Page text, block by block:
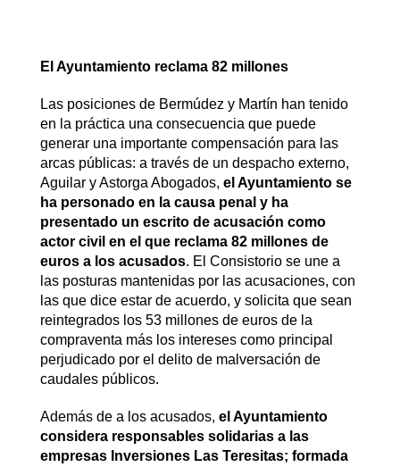
El Ayuntamiento reclama 82 millones
Las posiciones de Bermúdez y Martín han tenido
en la práctica una consecuencia que puede
generar una importante compensación para las
arcas públicas: a través de un despacho externo,
Aguilar y Astorga Abogados, el Ayuntamiento se
ha personado en la causa penal y ha
presentado un escrito de acusación como
actor civil en el que reclama 82 millones de
euros a los acusados. El Consistorio se une a
las posturas mantenidas por las acusaciones, con
las que dice estar de acuerdo, y solicita que sean
reintegrados los 53 millones de euros de la
compraventa más los intereses como principal
perjudicado por el delito de malversación de
caudales públicos.
Además de a los acusados, el Ayuntamiento
considera responsables solidarias a las
empresas Inversiones Las Teresitas; formada